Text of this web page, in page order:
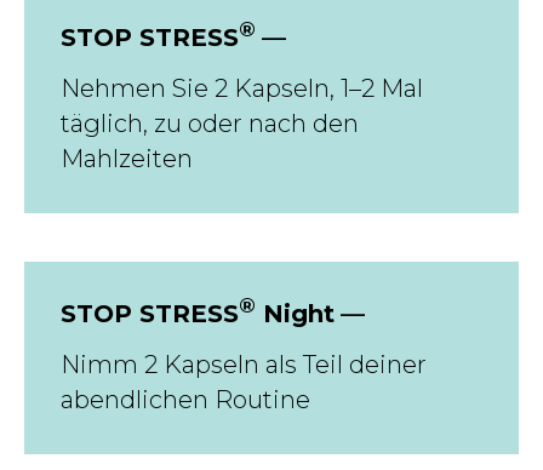
STOP STRESS® —
Nehmen Sie 2 Kapseln, 1–2 Mal
täglich, zu oder nach den
Mahlzeiten
STOP STRESS® Night —
Nimm 2 Kapseln als Teil deiner
abendlichen Routine